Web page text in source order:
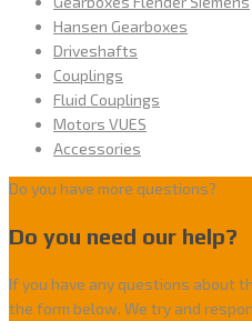
Hansen Gearboxes
Driveshafts
Couplings
Fluid Couplings
Motors VUES
Accessories
Do you have more questions?
Do you need our help?
If you have any questions about
the form below. We try and